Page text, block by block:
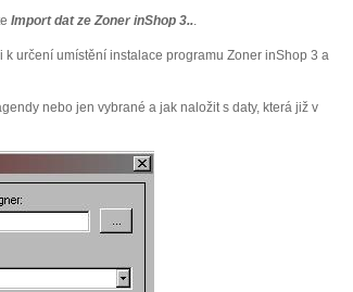
Import dat ze Zoner inShop 3...
určení umístění instalace programu Zoner inShop 3 a
nebo jen vybrané a jak naložit s daty, která již v